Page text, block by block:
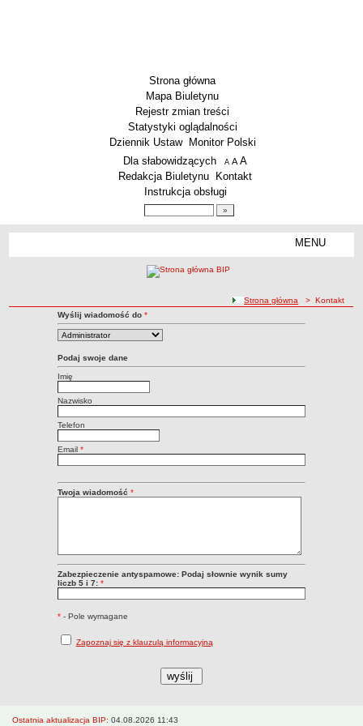
Strona główna
Mapa Biuletynu
Rejestr zmian treści
Statystyki oglądalności
Dziennik Ustaw
Monitor Polski
Menu dodatkowe
Dla słabowidzących A pomniejsz czcionkę
A standardowy rozmiar czcionki
A
Redakcja Biuletynu
Kontakt
Instrukcja obsługi
MENU
PONOWNE WYKORZYSTYWANIE
Przedszkola
Szkoły Podstawowe
Zarządzenia 2012
Zarządzenia 2013
Zarządzenia 2014
Zarządzenia 2016
Zarządzenia 2018
Zarządzenia 2021
Zarządzenia 2022
Zarządzenia 2025
ścieżka nawigacji
Strona główna > Kontakt
Kontakt z Redakcją BIPWyślij wiadomość do *
Podaj swoje dane
Imię
Nazwisko
Telefon
Email *
Twoja wiadomość *
Zabezpieczenie antyspamowe: Podaj słownie wynik sumy
liczb 5 i 7: *
*- Pole wymagane
Zapoznaj się z klauzulą informacyjną
Ostatnia aktualizacja BIP: 04.08.2026 11:43